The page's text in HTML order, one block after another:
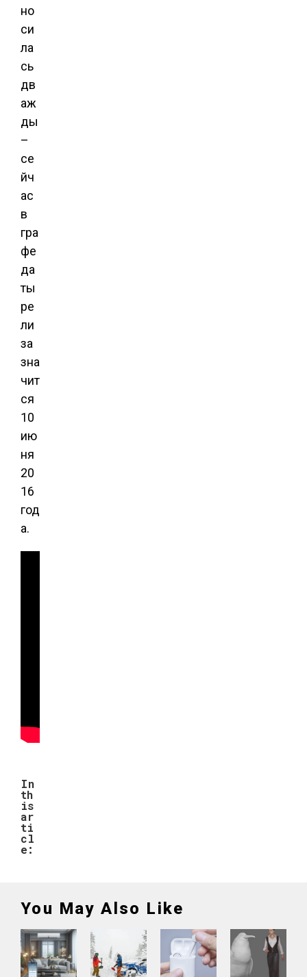
но
си
ла
сь
дв
аж
ды
–
се
йч
ас
в
гра
фе
да
ты
ре
ли
за
зна
чит
ся
10
ию
ня
20
16
год
а.
In
th
is
ar
ti
cl
e:
You May Also Like